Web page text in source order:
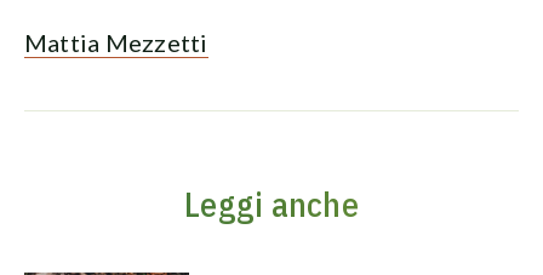
Mattia Mezzetti
Leggi anche